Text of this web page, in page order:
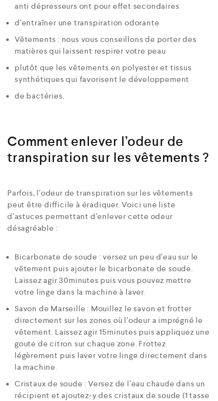
anti dépresseurs ont pour effet secondaires
d’entraîner une transpiration odorante
Vêtements : nous vous conseillons de porter des
matières qui laissent respirer votre peau
plutôt que les vêtements en polyester et tissus
synthétiques qui favorisent le développement
de bactéries.
Comment enlever l’odeur de
transpiration sur les vêtements ?
Parfois, l’odeur de transpiration sur les vêtements
peut être difficile à éradiquer. Voici une liste
d’astuces permettant d’enlever cette odeur
désagréable :
Bicarbonate de soude : versez un peu d’eau sur le
vêtement puis ajouter le bicarbonate de soude.
Laissez agir 30minutes puis vous pouvez mettre
votre linge dans la machine à laver.
Savon de Marseille : Mouillez le savon et frotter
directement sur les zones où l’odeur a imprégné le
vêtement. Laissez agir 15minutes puis appliquez une
goute de citron sur chaque zone. Frottez
légèrement puis laver votre linge directement dans
la machine.
Cristaux de soude : Versez de l’eau chaude dans un
récipient et ajoutez-y des cristaux de soude (1 tasse